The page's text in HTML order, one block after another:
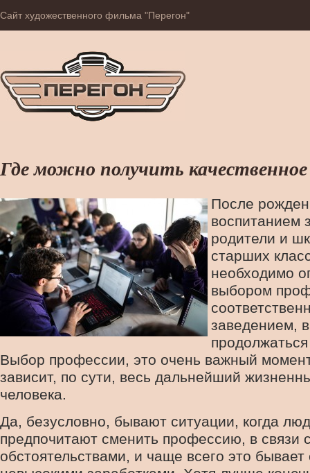
Сайт художественного фильма "Перегон"
Где можно получить
После
воспитанием
родители и
старших
необходимо
выбором
заведением,
Выбор профессии, это очень важный
зависит, по сути, весь дальнейший
человека.
Да, безусловно, бывают ситуации, когда
предпочитают сменить профессию, в связи
обстоятельствами, и чаще всего это бывает